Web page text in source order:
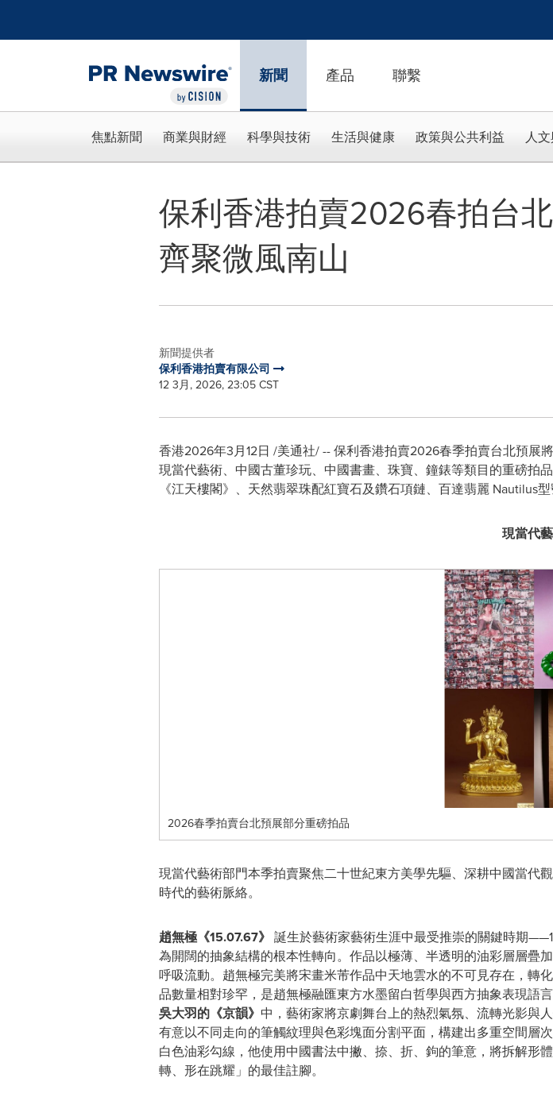
新聞 產品 聯繫
焦點新聞 商業與財經 科學與技術 生活與健康 政策與公共利益 人
保利香港拍賣2026春拍台
齊聚微風南山
新聞提供者
保利香港拍賣有限公司
12 3月, 2026, 23:05 CST
香港2026年3月12日 /美通社/ -- 保利香港拍賣2026春季拍賣台北預展
現當代藝術、中國古董珍玩、中國書畫、珠寶、鐘錶等類目的重磅拍
《江天樓閣》、天然翡翠珠配紅寶石及鑽石項鏈、百達翡麗 Nautilus
現當代
2026春季拍賣台北預展部分重磅拍品
現當代藝術部門本季拍賣聚焦二十世紀東方美學先驅、深耕中國當代
時代的藝術脈絡。
趙無極《15.07.67》 誕生於藝術家藝術生涯中最受推崇的關鍵時期
為開闊的抽象結構的根本性轉向。作品以極薄、半透明的油彩層層疊
呼吸流動。趙無極完美將宋畫米芾作品中天地雲水的不可見存在，轉
品數量相對珍罕，是趙無極融匯東方水墨留白哲學與西方抽象表現語
吳大羽的《京韻》 中，藝術家將京劇舞台上的熱烈氣氛、流轉光影與
有意以不同走向的筆觸紋理與色彩塊面分割平面，構建出多重空間層
白色油彩勾線，他使用中國書法中撇、捺、折、鉤的筆意，將拆解
轉、形在跳耀」的最佳註腳。